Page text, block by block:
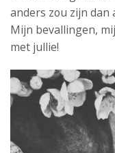
anders zou zijn dan
Mijn bevallingen,
met jullie!